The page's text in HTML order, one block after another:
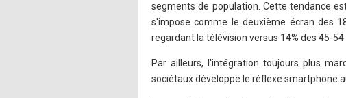
segments de population. Cette tendance
s'impose comme le deuxième écran des
regardant la télévision versus 14% des 45-54
Par ailleurs, l'intégration toujours plus
sociétaux développe le réflexe smartphone